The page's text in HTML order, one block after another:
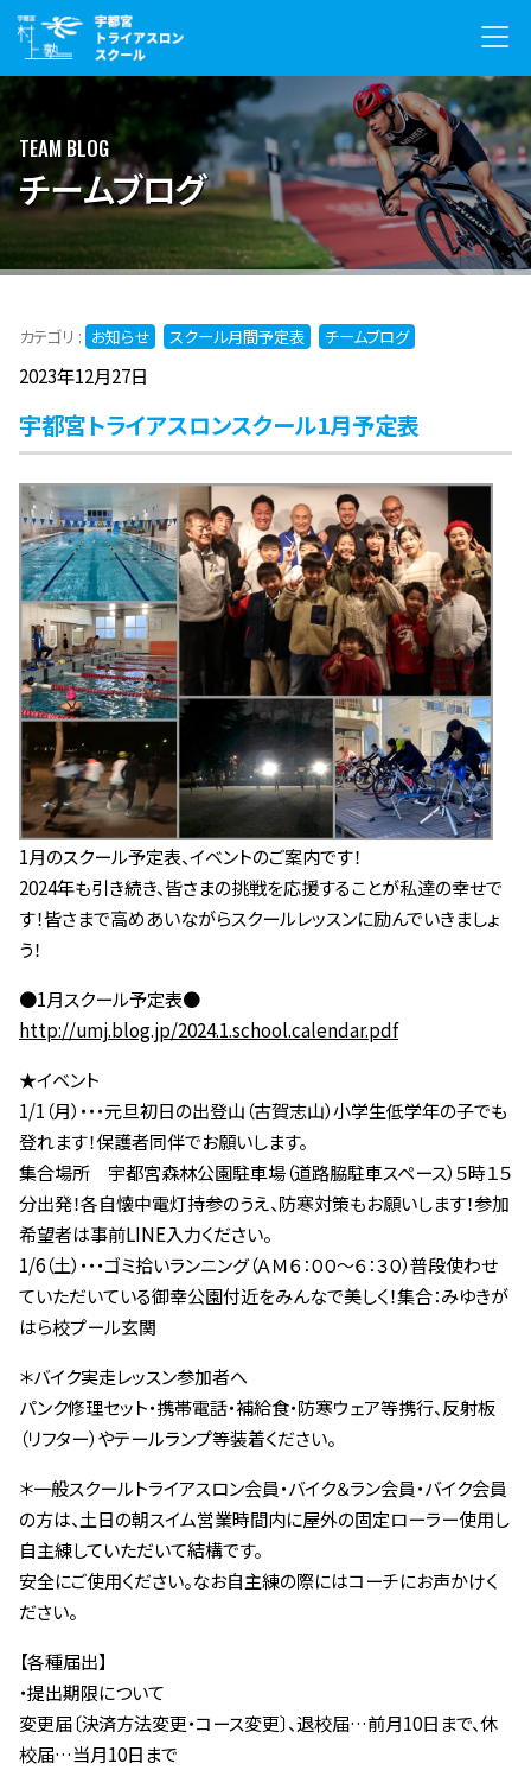
TEAM BLOG
チームブログ
カテゴリ : お知らせ スクール月間予定表 チームブログ
2023年12月27日
宇都宮トライアスロンスクール1月予定表
1月のスクール予定表、イベントのご案内です！
2024年も引き続き、皆さまの挑戦を応援することが私達の幸せで
す！皆さまで高めあいながらスクールレッスンに励んでいきましょ
う！
●1月スクール予定表●
http://umj.blog.jp/2024.1.school.calendar.pdf
★イベント
1/1（月）・・・元旦初日の出登山（古賀志山）小学生低学年の子でも
登れます！保護者同伴でお願いします。
集合場所 宇都宮森林公園駐車場（道路脇駐車スペース）５時１５
分出発！各自懐中電灯持参のうえ、防寒対策もお願いします！参加
希望者は事前LINE入力ください。
1/6（土）・・・ゴミ拾いランニング（ＡＭ６：００～６：３０）普段使わせ
ていただいている御幸公園付近をみんなで美しく！集合：みゆきが
はら校プール玄関
＊バイク実走レッスン参加者へ
パンク修理セット・携帯電話・補給食・防寒ウェア等携行、反射板
（リフター）やテールランプ等装着ください。
＊一般スクールトライアスロン会員・バイク＆ラン会員・バイク会員
の方は、土日の朝スイム営業時間内に屋外の固定ローラー使用し
自主練していただいて結構です。
安全にご使用ください。なお自主練の際にはコーチにお声かけく
ださい。
【各種届出】
・提出期限について
変更届〔決済方法変更・コース変更〕、退校届…前月10日まで、休
校届…当月10日まで